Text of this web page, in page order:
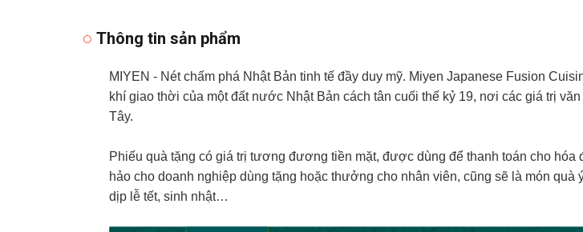
Thông tin sản phẩm
MIYEN - Nét chấm phá Nhật Bản tinh tế đầy duy mỹ. Miyen Japanese Fusion
khí giao thời của một đất nước Nhật Bản cách tân cuối thế kỷ 19, nơi các giá trị
Tây.
Phiếu quà tặng có giá trị tương đương tiền mặt, được dùng để thanh toán cho
hảo cho doanh nghiệp dùng tặng hoặc thưởng cho nhân viên, cũng sẽ là món
dịp lễ tết, sinh nhật…